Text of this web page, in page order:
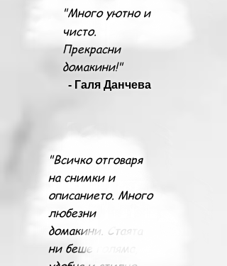
"Много уютно и
чисто.
Прекрасни
домакини!"
- Галя Данчева
"Всичко отговаря
на снимки и
описанието. Много
любезни
домакини. Стаята
ни беше голяма,